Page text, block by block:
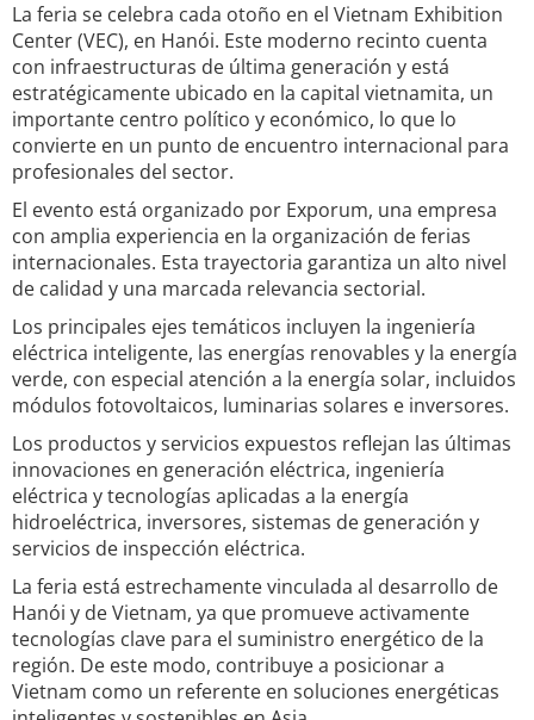
La feria se celebra cada otoño en el Vietnam Exhibition
Center (VEC), en Hanói. Este moderno recinto cuenta
con infraestructuras de última generación y está
estratégicamente ubicado en la capital vietnamita, un
importante centro político y económico, lo que lo
convierte en un punto de encuentro internacional para
profesionales del sector.
El evento está organizado por Exporum, una empresa
con amplia experiencia en la organización de ferias
internacionales. Esta trayectoria garantiza un alto nivel
de calidad y una marcada relevancia sectorial.
Los principales ejes temáticos incluyen la ingeniería
eléctrica inteligente, las energías renovables y la energía
verde, con especial atención a la energía solar, incluidos
módulos fotovoltaicos, luminarias solares e inversores.
Los productos y servicios expuestos reflejan las últimas
innovaciones en generación eléctrica, ingeniería
eléctrica y tecnologías aplicadas a la energía
hidroeléctrica, inversores, sistemas de generación y
servicios de inspección eléctrica.
La feria está estrechamente vinculada al desarrollo de
Hanói y de Vietnam, ya que promueve activamente
tecnologías clave para el suministro energético de la
región. De este modo, contribuye a posicionar a
Vietnam como un referente en soluciones energéticas